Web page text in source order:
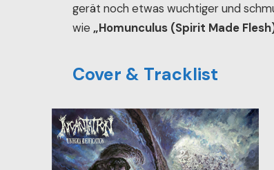
gerät noch etwas wuchtiger und
wie „Homunculus (Spirit Made
Cover & Tracklist